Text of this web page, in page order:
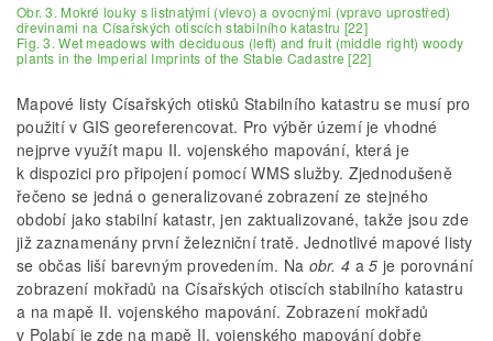
Obr. 3. Mokré louky s listnatými (vlevo) a ovocnými (vpravo uprostřed)
dřevinami na Císařských otiscích stabilního katastru [22]
Fig. 3. Wet meadows with deciduous (left) and fruit (middle right) woody
plants in the Imperial Imprints of the Stable Cadastre [22]
Mapové listy Císařských otisků Stabilního katastru se musí pro
použití v GIS georeferencovat. Pro výběr území je vhodné
nejprve využít mapu II. vojenského mapování, která je
k dispozici pro připojení pomocí WMS služby. Zjednodušeně
řečeno se jedná o generalizované zobrazení ze stejného
období jako stabilní katastr, jen zaktualizované, takže jsou zde
již zaznamenány první železniční tratě. Jednotlivé mapové listy
se občas liší barevným provedením. Na obr. 4 a5 je porovnání
zobrazení mokřadů na Císařských otiscích stabilního katastru
a na mapě II. vojenského mapování. Zobrazení mokřadů
v Polabí je zde na mapě II. vojenského mapování dobře